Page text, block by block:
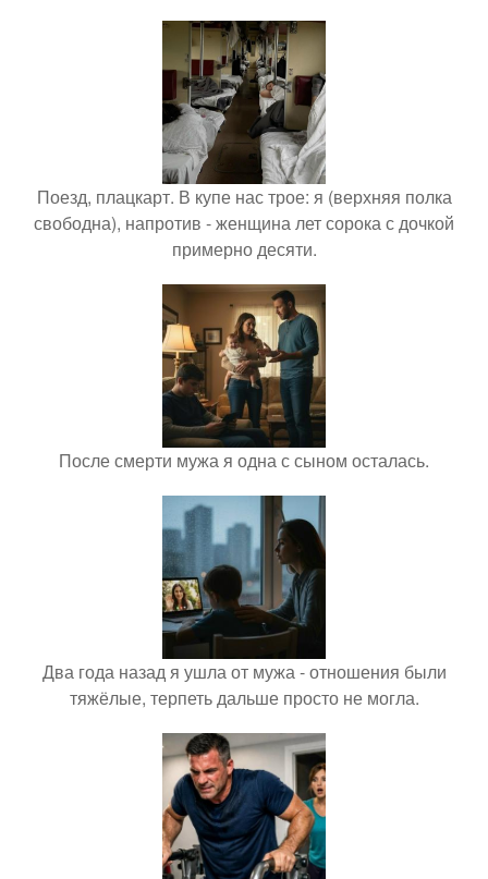
Поезд, плацкарт. В купе нас трое: я (верхняя полка
свободна), напротив - женщина лет сорока с дочкой
примерно десяти.
После смерти мужа я одна с сыном осталась.
Два года назад я ушла от мужа - отношения были
тяжёлые, терпеть дальше просто не могла.